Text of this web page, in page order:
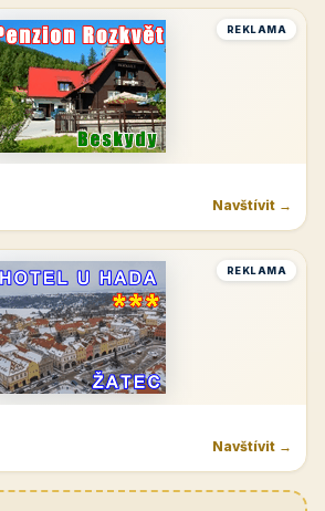
REKLAMA
Navštívit →
REKLAMA
Navštívit →